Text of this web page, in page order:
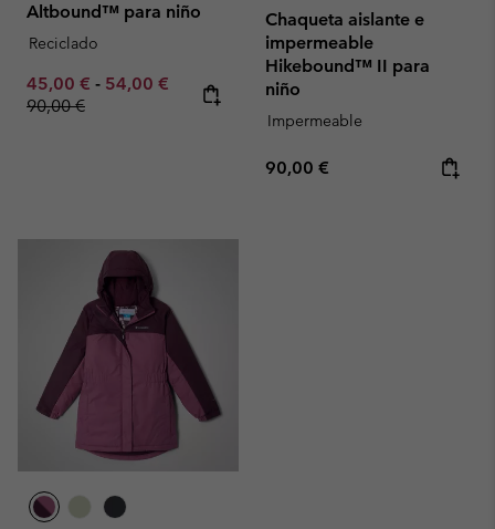
Altbound™ para niño
Reciclado
Minimum sale price:
45,00 € - Maximum sale price:
54,00 € Regular price:
90,00 €
Chaqueta aislante e
impermeable
Hikebound™ II para
niño
Impermeable
Regular price:
90,00 €